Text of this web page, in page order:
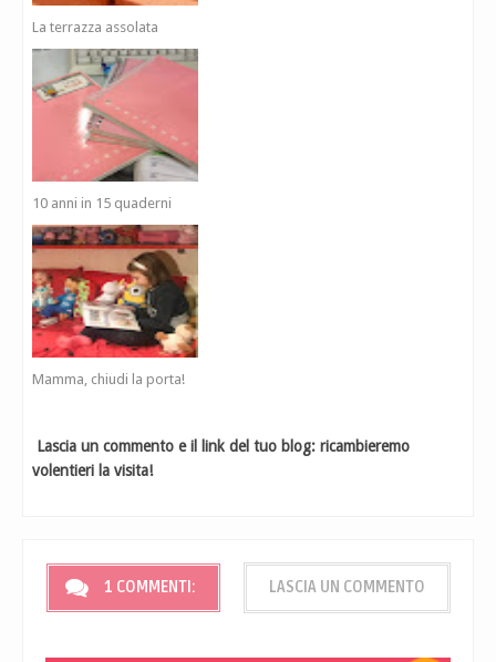
La terrazza assolata
10 anni in 15 quaderni
Mamma, chiudi la porta!
Lascia un commento e il link del tuo blog: ricambieremo
volentieri la visita!
1 COMMENTI: LASCIA UN COMMENTO